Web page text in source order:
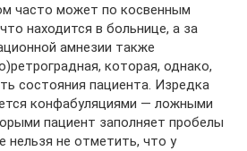
часто может по косвенным
находится в больнице, а за
амнезии также
которая, однако,
состояния пациента. Изредка
конфабуляциями — ложными
пациент заполняет пробелы
нельзя не отметить, что у